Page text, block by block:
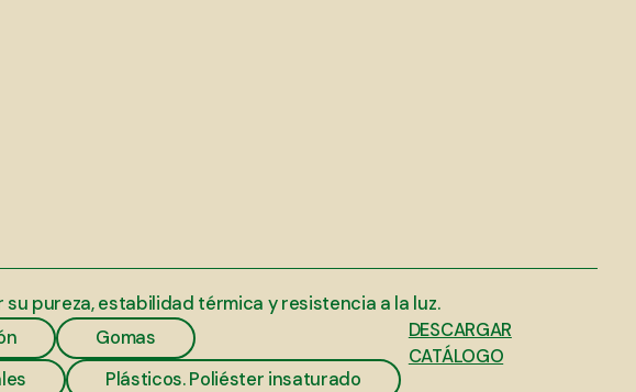
pureza, estabilidad térmica y resistencia a la luz.
Gomas
Plásticos. Poliéster insaturado
DESCARGAR
CATÁLOGO